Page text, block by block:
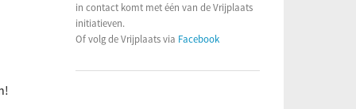
in contact komt met één van de Vrijplaats
initiatieven.
Of volg de Vrijplaats via Facebook